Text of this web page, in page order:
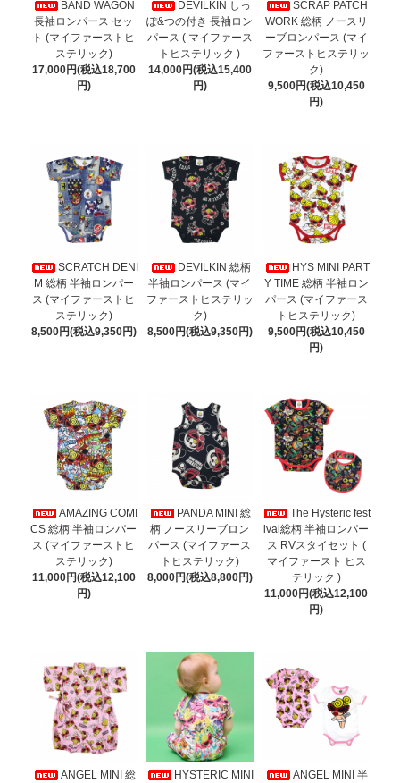
BAND WAGON
長袖ロンパース セッ
ト (マイファーストヒ
ステリック)
17,000円(税込18,700
円)
DEVILKIN しっ
ぽ&つの付き 長袖ロン
パース ( マイファース
トヒステリック )
14,000円(税込15,400
円)
SCRAP PATCH
WORK 総柄 ノースリ
ーブロンパース (マイ
ファーストヒステリッ
ク)
9,500円(税込10,450
円)
SCRATCH DENI
M 総柄 半袖ロンパー
ス (マイファーストヒ
ステリック)
8,500円(税込9,350円)
DEVILKIN 総柄
半袖ロンパース (マイ
ファーストヒステリッ
ク)
8,500円(税込9,350円)
HYS MINI PART
Y TIME 総柄 半袖ロン
パース (マイファース
トヒステリック)
9,500円(税込10,450
円)
AMAZING COMI
CS 総柄 半袖ロンパー
ス (マイファーストヒ
ステリック)
11,000円(税込12,100
円)
PANDA MINI 総
柄 ノースリーブロン
パース (マイファース
トヒステリック)
8,000円(税込8,800円)
The Hysteric fest
ival総柄 半袖ロンパー
ス RVスタイセット (
マイファースト ヒス
テリック )
11,000円(税込12,100
円)
ANGEL MINI 総
HYSTERIC MINI
ANGEL MINI 半